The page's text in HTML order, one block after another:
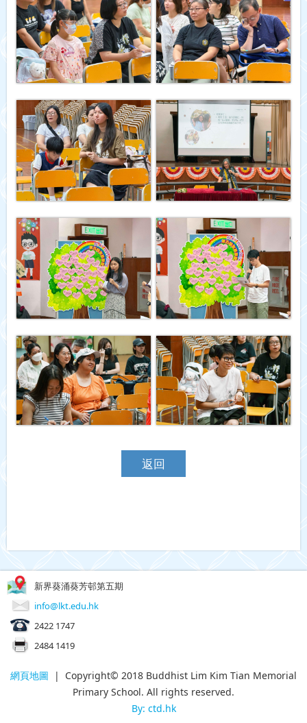
返回
新界葵涌葵芳邨第五期
info@lkt.edu.hk
2422 1747
2484 1419
網頁地圖 | Copyright© 2018 Buddhist Lim Kim Tian Memorial
Primary School. All rights reserved.
By: ctd.hk